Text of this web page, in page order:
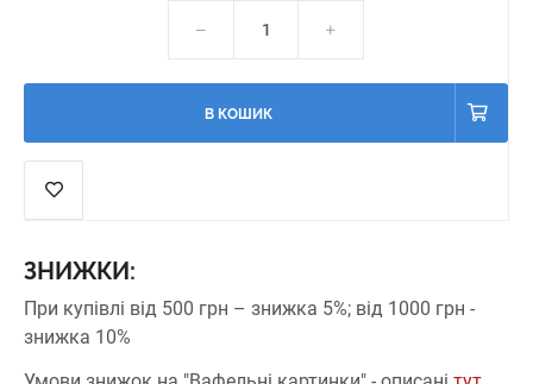
В КОШИК
ЗНИЖКИ:
При купівлі від 500 грн – знижка 5%; від 1000 грн -
знижка 10%